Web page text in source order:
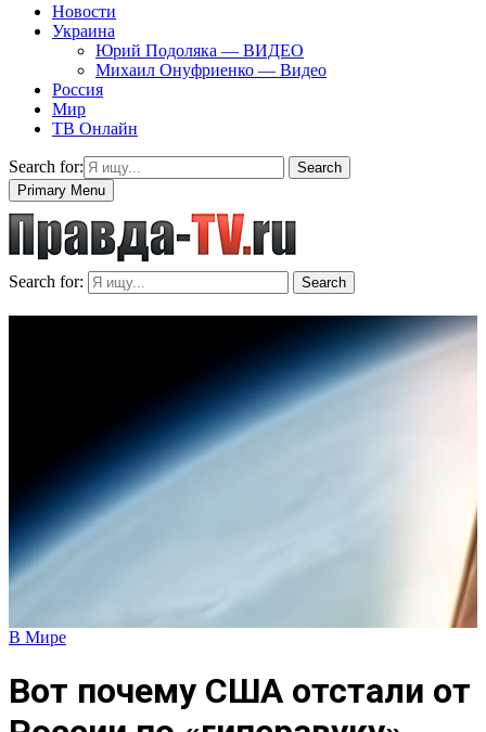
Новости
Украина
Юрий Подоляка — ВИДЕО
Михаил Онуфриенко — Видео
Россия
Мир
ТВ Онлайн
Search for:
Search
Primary Menu
Search for: Search
В Мире
Вот почему США отстали от